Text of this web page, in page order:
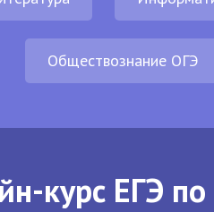
Обществознание ОГЭ
курс ЕГЭ